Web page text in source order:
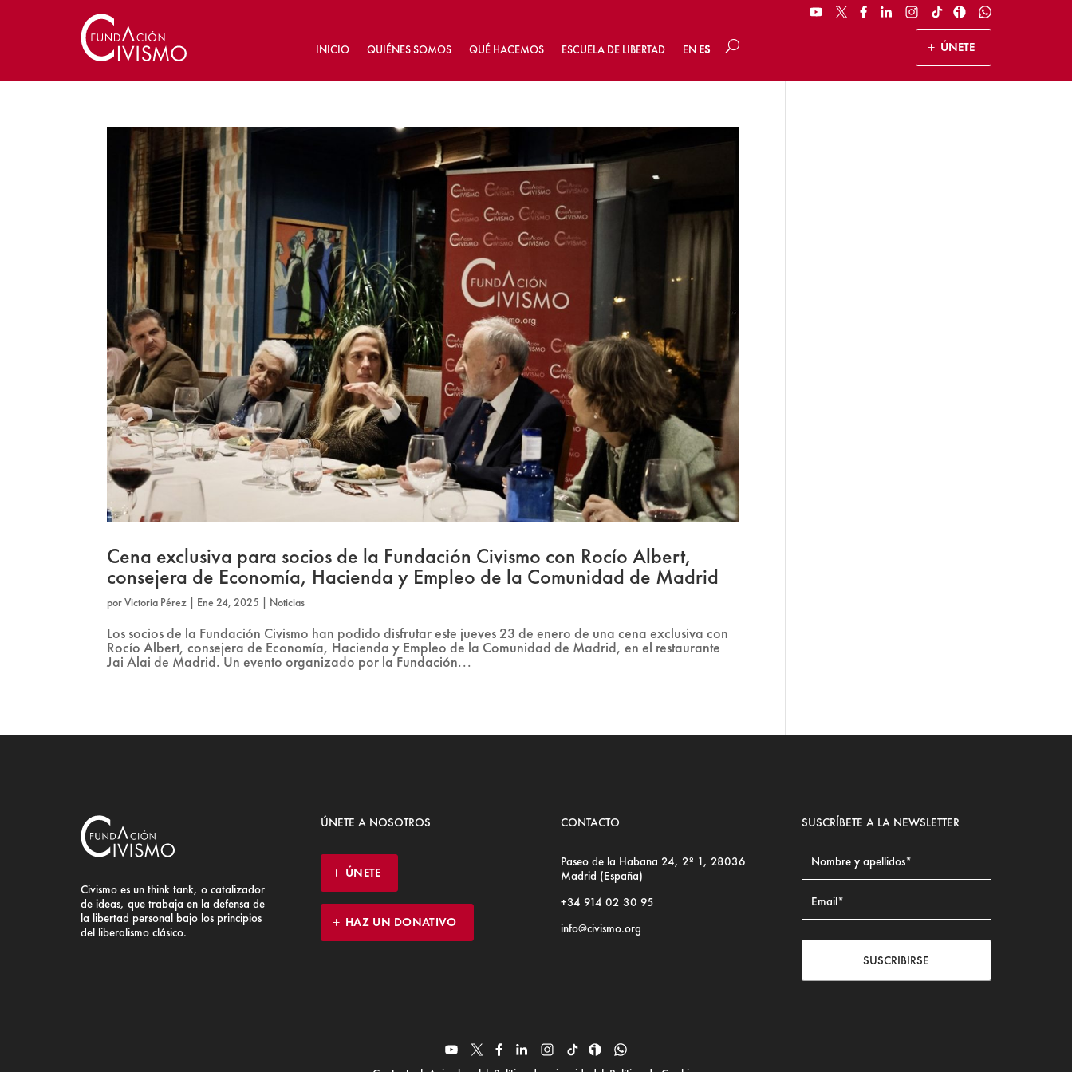
INICIO QUIÉNES SOMOS QUÉ HACEMOS ESCUELA DE LIBERTAD EN ES ÚNETE
Cena exclusiva para socios de la Fundación Civismo con Rocío Albert,
consejera de Economía, Hacienda y Empleo de la Comunidad de Madrid
porVictoria Pérez | Ene 24, 2025 | Noticias
Los socios de la Fundación Civismo han podido disfrutar este jueves 23 de enero de una cena exclusiva con
Rocío Albert, consejera de Economía, Hacienda y Empleo de la Comunidad de Madrid, en el restaurante
Jai Alai de Madrid. Un evento organizado por la Fundación...
Civismo es un think tank, o catalizador
de ideas, que trabaja en la defensa de
la libertad personal bajo los principios
del liberalismo clásico.
ÚNETE A NOSOTROS
ÚNETE
HAZ UN DONATIVO
CONTACTO
Paseo de la Habana 24, 2º 1, 28036
Madrid (España)
+34 914 02 30 95
info@civismo.org
SUSCRÍBETE A LA NEWSLETTER
SUSCRIBIRSE